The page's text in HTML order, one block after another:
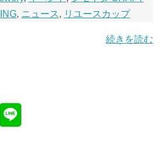
, ニュース, リユースカップ
続きを読む